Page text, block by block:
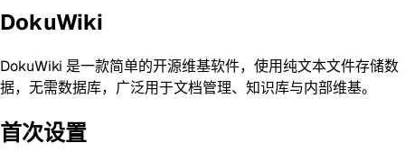
DokuWiki
DokuWiki 是一款简单的开源维基软件，使用纯文本文件存储数
据，无需数据库，广泛用于文档管理、知识库与内部维基。
首次设置